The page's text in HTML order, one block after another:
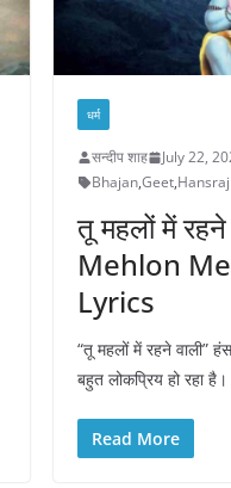
धर्म
सन्दीप शाह July 22,
Bhajan,Geet,
तू महलों में रहने
Mehlon
Lyrics
“तू महलों में रहने वाली”
बहुत लोकप्रिय हो रहा है।
Read More